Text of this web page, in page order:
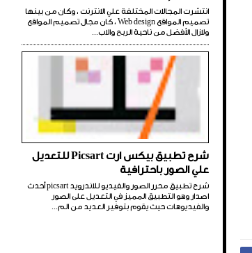
انتشرت المجالات المختلفة علي الانترنت ، وكان من بينها
تصميم المواقع Web design ، كان مجال تصميم المواقع
ولازال الأفضل من ناحية الربح والاب...
شرح تطبيق بيكس ارت Picsart للتعديل
علي الصور باحترافية
شرح تطبيق محرر الصور والفيديو للاندرويد picsart أحدث
اصدار وهو التطبيق المميز في التعديل على الصور
والفيديوهات حيث يقوم بتوفير العديد من الم...